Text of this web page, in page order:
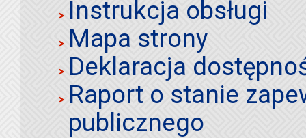
Instrukcja obsługi
Mapa strony
Deklaracja
Raport o stanie
publicznego